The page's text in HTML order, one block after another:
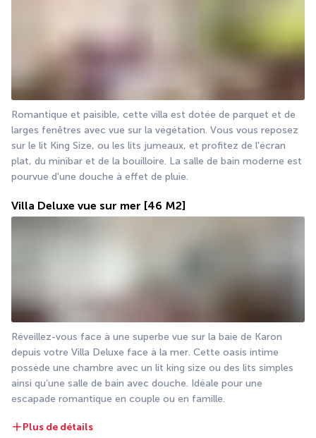
Romantique et paisible, cette villa est dotée de parquet et de
larges fenêtres avec vue sur la végétation. Vous vous reposez
sur le lit King Size, ou les lits jumeaux, et profitez de l'écran
plat, du minibar et de la bouilloire. La salle de bain moderne est
pourvue d'une douche à effet de pluie.
Villa Deluxe vue sur mer [46 M2]
Réveillez-vous face à une superbe vue sur la baie de Karon
depuis votre Villa Deluxe face à la mer. Cette oasis intime
possède une chambre avec un lit king size ou des lits simples
ainsi qu’une salle de bain avec douche. Idéale pour une
escapade romantique en couple ou en famille.
Plus de détails